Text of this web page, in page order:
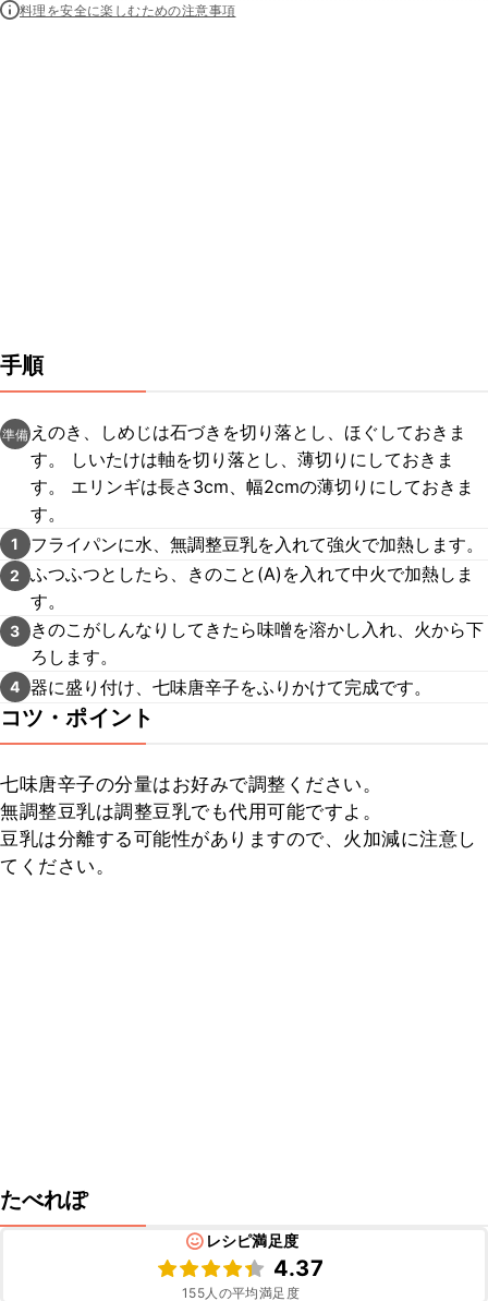
料理を安全に楽しむための注意事項
手順
準備 えのき、しめじは石づきを切り落とし、ほぐしておきま
す。 しいたけは軸を切り落とし、薄切りにしておきま
す。 エリンギは長さ3cm、幅2cmの薄切りにしておきま
す。
1 フライパンに水、無調整豆乳を入れて強火で加熱します。
2
ふつふつとしたら、きのこと(A)を入れて中火で加熱しま
す。
3
きのこがしんなりしてきたら味噌を溶かし入れ、火から下
ろします。
4 器に盛り付け、七味唐辛子をふりかけて完成です。
コツ・ポイント
七味唐辛子の分量はお好みで調整ください。
無調整豆乳は調整豆乳でも代用可能ですよ。
豆乳は分離する可能性がありますので、火加減に注意し
てください。
たべれぽ
レシピ満足度
4.37
155人の平均満足度